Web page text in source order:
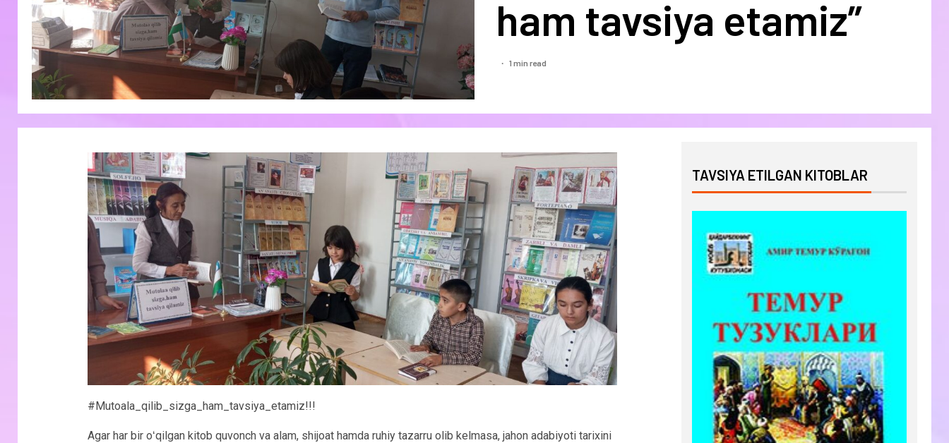
ham tavsiya etamiz”
1 min read
#Mutoala_qilib_sizga_ham_tavsiya_etamiz!!!
Agar har bir oʻqilgan kitob quvonch va alam, shijoat hamda ruhiy tazarru olib kelmasa, jahon adabiyoti tarixini
TAVSIYA ETILGAN KITOBLAR